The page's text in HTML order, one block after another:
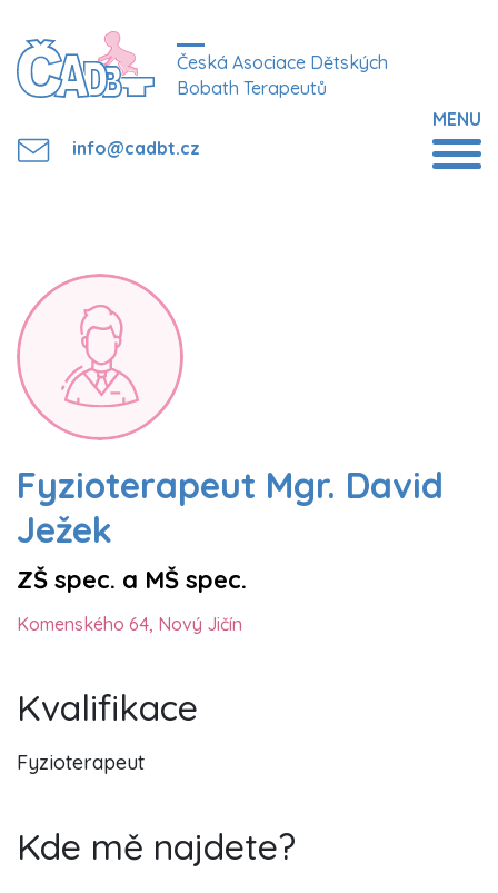
Česká Asociace Dětských
Bobath Terapeutů
info@cadbt.cz
MENU
Fyzioterapeut Mgr. David
Ježek
ZŠ spec. a MŠ spec.
Komenského 64, Nový Jičín
Kvalifikace
Fyzioterapeut
Kde mě najdete?